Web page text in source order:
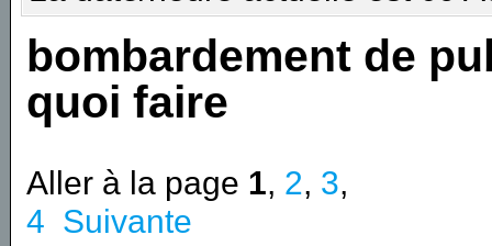
bombardement de
quoi faire
Aller à la page 1, 2, 3,
4 Suivante